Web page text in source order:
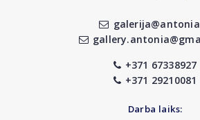
+371 67338927
+371 29210081
Darba laiks: